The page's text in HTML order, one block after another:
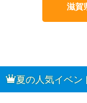
滋賀
夏の人気イベン